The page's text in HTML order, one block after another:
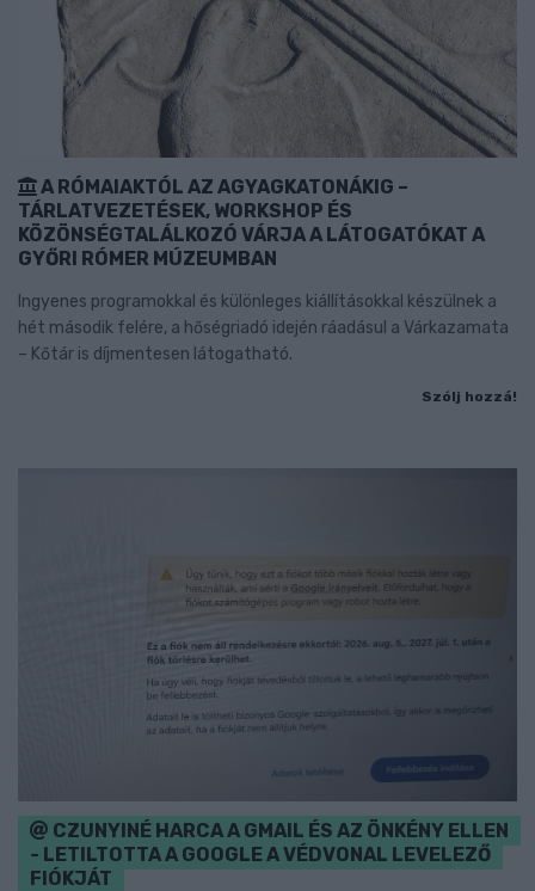
A RÓMAIAKTÓL AZ AGYAGKATONÁKIG –
TÁRLATVEZETÉSEK, WORKSHOP ÉS
KÖZÖNSÉGTALÁLKOZÓ VÁRJA A LÁTOGATÓKAT A
GYŐRI RÓMER MÚZEUMBAN
Ingyenes programokkal és különleges kiállításokkal készülnek a
hét második felére, a hőségriadó idején ráadásul a Várkazamata
– Kőtár is díjmentesen látogatható.
Szólj hozzá!
CZUNYINÉ HARCA A GMAIL ÉS AZ ÖNKÉNY ELLEN
- LETILTOTTA A GOOGLE A VÉDVONAL LEVELEZŐ
FIÓKJÁT